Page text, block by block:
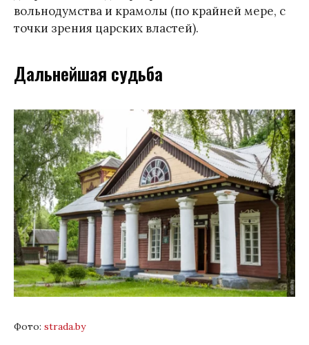
вольнодумства и крамолы (по крайней мере, с
точки зрения царских властей).
Дальнейшая судьба
Фото: strada.by